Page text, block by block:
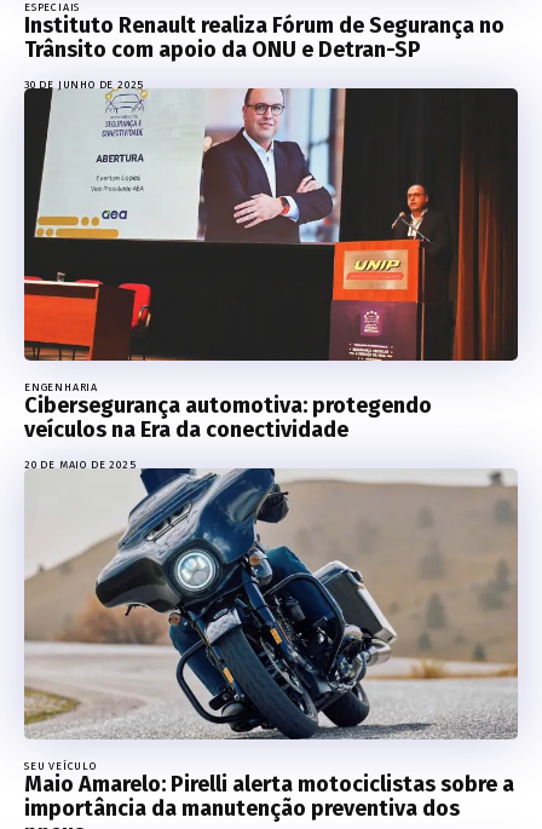
ESPECIAIS
Instituto Renault realiza Fórum de Segurança no
Trânsito com apoio da ONU e Detran-SP
30 DE JUNHO DE 2025
ENGENHARIA
Cibersegurança automotiva: protegendo
veículos na Era da conectividade
20 DE MAIO DE 2025
SEU VEÍCULO
Maio Amarelo: Pirelli alerta motociclistas sobre a
importância da manutenção preventiva dos